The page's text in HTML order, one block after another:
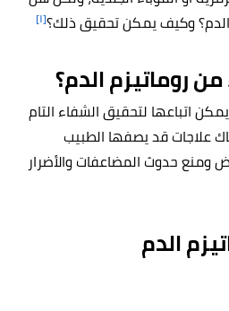
وكيف يمكن تحقيق ذلك؟[١]
روماتيزم الدم؟
اتباعها لتحقيق الشفاء التام
علاجات قد يصفها الطبيب
ومنع حدوث المضاعفات والأضرار
الدم